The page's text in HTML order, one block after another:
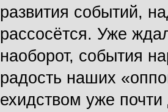
развития событий,
рассосётся. Уже
наоборот, события
радость наших
ехидством уже почти